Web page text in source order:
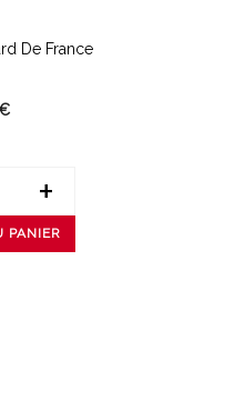
De France
+
PANIER